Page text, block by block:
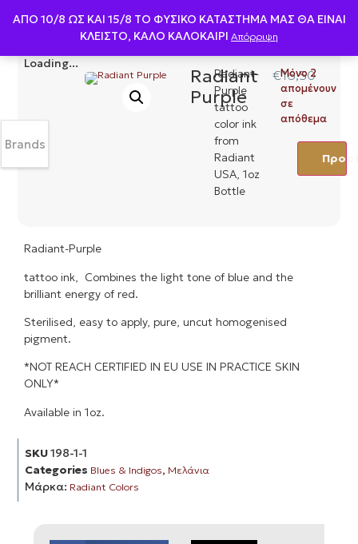
ΑΠΟ 10/8 ΩΣ KAI 15/8 ΤΟ ΦΥΣΙΚΟ ΚΑΤΑΣΤΗΜΑ ΜΑΣ ΘΑ ΕΙΝΑΙ
ΚΛΕΙΣΤΟ, ΚΑΛΟ ΚΑΛΟΚΑΙΡΙ Απόρριψη
Loading...
Radiant
Purple
Radiant-
Purple
tattoo
color ink
from
Radiant
USA, 1oz
Bottle
€16,50
Μόνο 2
απομένουν
σε
απόθεμα
Radiant-Purple
tattoo ink, Combines the light tone of blue and the
brilliant energy of red.
Sterilised, easy to apply, pure, uncut homogenised
pigment.
*NOT REACH CERTIFIED IN EU USE IN PRACTICE SKIN
ONLY*
Available in 1oz.
SKU198-1-1
Categories Blues & Indigos, Μελάνια
Μάρκα: Radiant Colors
Brands